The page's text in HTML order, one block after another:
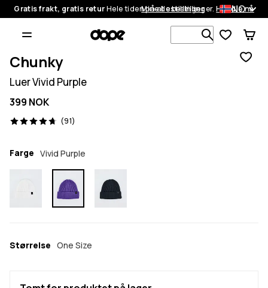
Gratis frakt, gratis returHele tiden på alle bestillinger.Handle nå
Mine bestillinger NO
Søk blant 1
Chunky
Luer Vivid Purple
399 NOK
(91)
91 anmeldelser, 4.7/5
Farge Vivid Purple
Størrelse One Size